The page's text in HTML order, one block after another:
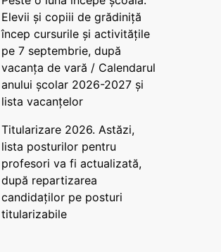
Elevii și copiii de grădiniță
încep cursurile și activitățile
pe 7 septembrie, după
vacanța de vară / Calendarul
anului școlar 2026-2027 și
lista vacanțelor
Titularizare 2026. Astăzi,
lista posturilor pentru
profesori va fi actualizată,
după repartizarea
candidaților pe posturi
titularizabile